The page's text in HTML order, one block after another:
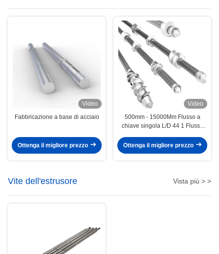
Video
Fabbricazione a base di acciaio
Ottenga il migliore prezzo
Video
500mm - 15000Mm Flusso a
chiave singola L/D 44 1 Flusso
Ottenga il migliore prezzo
Vite dell'estrusore Vista più > >